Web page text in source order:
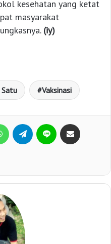
kesehatan yang ketat
masyarakat
(iy)
Satu Vaksinasi